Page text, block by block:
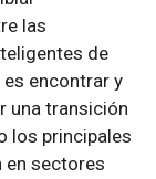
las
de
encontrar y
una transición
los principales
en sectores